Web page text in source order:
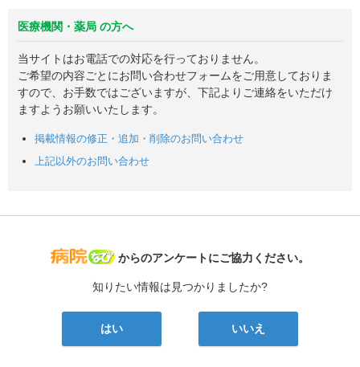
医療機関・薬局 の方へ
当サイトはお電話での対応を行っておりません。
ご希望の内容ごとにお問い合わせフォームをご用意しておりま
すので、お手数ではございますが、下記よりご連絡をいただけ
ますようお願いいたします。
掲載情報の修正・追加・削除のお問い合わせ
上記以外のお問い合わせ
病院なび
からのアンケートにご協力ください。
知りたい情報は見つかりましたか?
はい いいえ